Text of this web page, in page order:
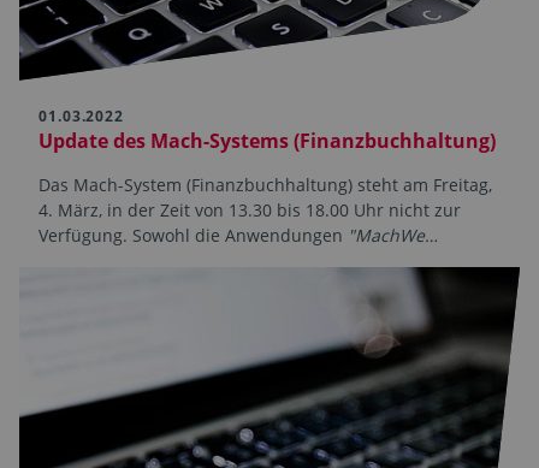
01.03.2022
Update des Mach-Systems (Finanzbuchhaltung)
Das Mach-System (Finanzbuchhaltung) steht am Freitag,
4. März, in der Zeit von 13.30 bis 18.00 Uhr nicht zur
Verfügung. Sowohl die Anwendungen "MachWe…